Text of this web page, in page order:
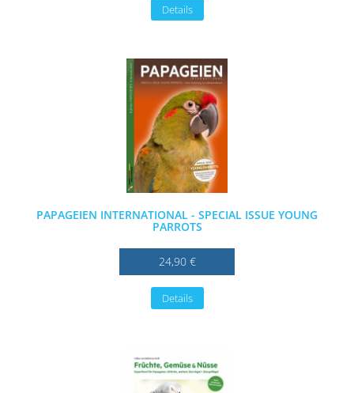
Details
PAPAGEIEN INTERNATIONAL - SPECIAL ISSUE YOUNG
PARROTS
24,90 €
Details